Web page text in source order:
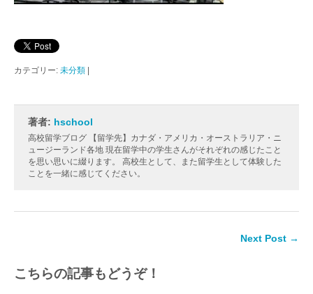
カテゴリー: 未分類 |
著者: hschool
高校留学ブログ 【留学先】カナダ・アメリカ・オーストラリア・ニ
ュージーランド各地 現在留学中の学生さんがそれぞれの感じたこと
を思い思いに綴ります。 高校生として、また留学生として体験した
ことを一緒に感じてください。
Next Post →
こちらの記事もどうぞ！